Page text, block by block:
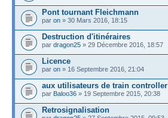
Pont tournant Fleichmann
par on » 30 Mars 2016, 18:15
Destruction d'itinéraires
par dragon25 » 29 Décembre 2016, 18:57
Licence
par on » 16 Septembre 2016, 21:04
aux utilisateurs de train controller
par Baloo36 » 19 Septembre 2015, 20:38
Retrosignalisation